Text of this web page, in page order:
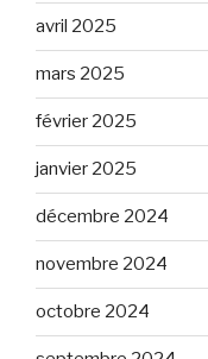
avril 2025
mars 2025
février 2025
janvier 2025
décembre 2024
novembre 2024
octobre 2024